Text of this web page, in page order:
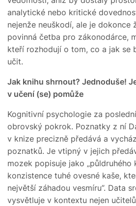
analytické nebo kritické
nejenže neuškodí, ale je dokonce
povinná četba pro zákonodárce,
kteří rozhodují o tom, co a jak se
učit.
Jak knihu shrnout? Jednoduše!
v učení (se) pomůže
Kognitivní psychologie za
obrovský pokrok. Poznatky z ní
v knize precizně předává a
poznatků. Je vtipný v jejich
mozek popisuje jako „půldruhého
konzistence tuhé ovesné kaše,
největší záhadou vesmíru”. Data
vysvětluje v kontextu nejen